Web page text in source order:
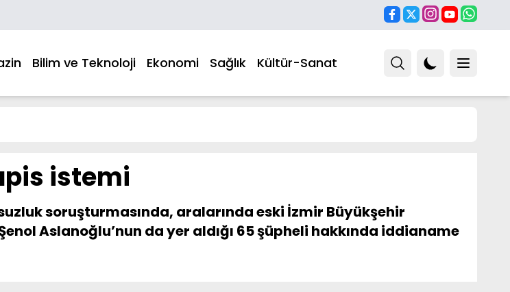
Bilim ve Teknoloji Ekonomi Sağlık Kültür-Sanat
istemi
soruşturmasında, aralarında eski İzmir Büyükşehir
Aslanoğlu’nun da yer aldığı 65 şüpheli hakkında iddianame